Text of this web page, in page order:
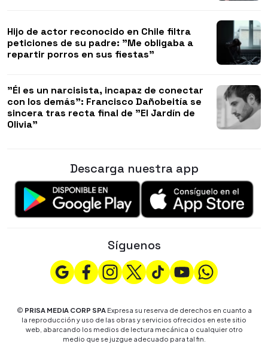
Hijo de actor reconocido en Chile filtra
peticiones de su padre: "Me obligaba a
repartir porros en sus fiestas"
"Él es un narcisista, incapaz de conectar
con los demás": Francisco Dañobeitía se
sincera tras recta final de "El Jardín de
Olivia"
Descarga nuestra app
Síguenos
© PRISA MEDIA CORP SPAExpresa su reserva de derechos en cuanto a
la reproducción y uso de las obras y servicios ofrecidos en este sitio
web, abarcando los medios de lectura mecánica o cualquier otro
medio que se juzgue adecuado para tal fin.